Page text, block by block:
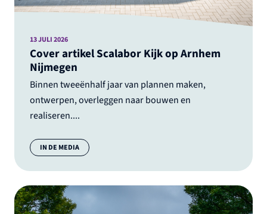
Cover artikel Scalabor Kijk op Arnhem
Nijmegen
Binnen tweeënhalf jaar van plannen maken,
ontwerpen, overleggen naar bouwen en
realiseren....
13 JULI 2026
Categorie:
IN DE MEDIA